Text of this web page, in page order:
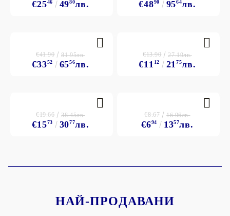
€2546 4980лв. €4890 9564лв.
€3352 6556лв.
€41.90 81.95лв.
€11 12 2175лв.
€13.90 27.19лв.
€1573 3077лв.
€19.66 38.45лв.
€694 1357лв.
€8.67 16.96лв.
НАЙ-ПРОДАВАНИ